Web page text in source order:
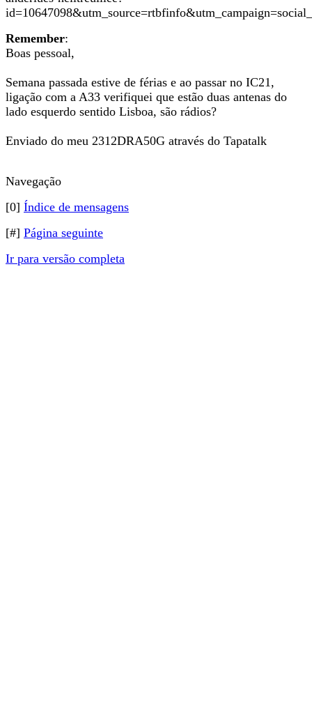
Remember:
Boas pessoal,
Semana passada estive de férias e ao passar no IC21,
ligação com a A33 verifiquei que estão duas antenas do
lado esquerdo sentido Lisboa, são rádios?
Enviado do meu 2312DRA50G através do Tapatalk
Navegação
[0] Índice de mensagens
[#] Página seguinte
Ir para versão completa